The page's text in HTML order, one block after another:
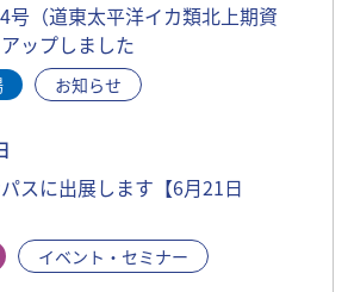
号（道東太平洋イカ類北上期資
ップしました
お知らせ
スに出展します【6月21日
イベント・セミナー